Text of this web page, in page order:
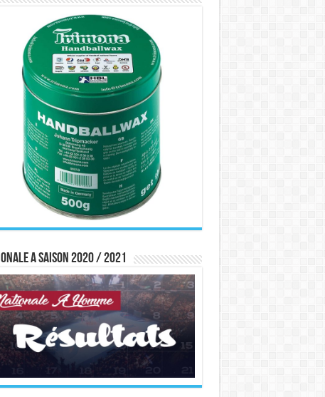
A saison 2020 / 2021